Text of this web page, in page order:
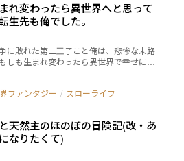
れ変わったら異世界へと思って
生先も俺でした。
に敗れた第二王子こと俺は、悲惨な末路
しも生まれ変わったら異世界で幸せに生
っていたのに……目が覚めたら記憶を全
再び『俺』に生まれていた。もう凄惨な
だ。スローライフこそｍｙジャスティ
ファンタジー / スローライフ
天然主のほのぼの冒険記(改・あ
なりたくて)